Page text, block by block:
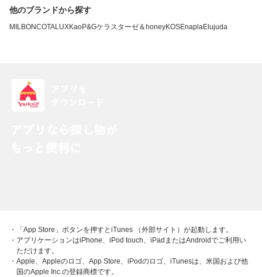
他のブランドから探す
MILBONCOTALUXKaoP&Gケラスターゼ＆honeyKOSEnaplaElujuda
・「App Store」ボタンを押すとiTunes （外部サイト）が起動します。
・アプリケーションはiPhone、iPod touch、iPadまたはAndroidでご利用い
ただけます。
・Apple、Appleのロゴ、App Store、iPodのロゴ、iTunesは、米国および他
国のApple Inc.の登録商標です。